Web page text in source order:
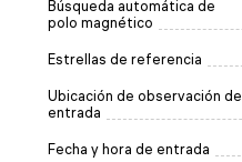
Búsqueda automática de
polo magnético
Estrellas de referencia
Ubicación de observación de
entrada
Fecha y hora de entrada